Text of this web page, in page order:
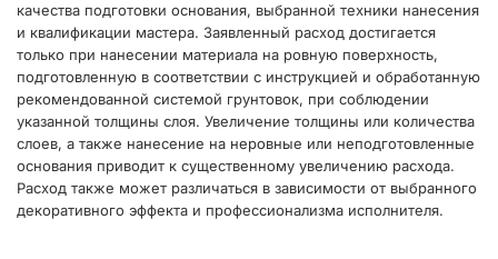
качества подготовки основания, выбранной техники нанесения
и квалификации мастера. Заявленный расход достигается
только при нанесении материала на ровную поверхность,
подготовленную в соответствии с инструкцией и обработанную
рекомендованной системой грунтовок, при соблюдении
указанной толщины слоя. Увеличение толщины или количества
слоев, а также нанесение на неровные или неподготовленные
основания приводит к существенному увеличению расхода.
Расход также может различаться в зависимости от выбранного
декоративного эффекта и профессионализма исполнителя.